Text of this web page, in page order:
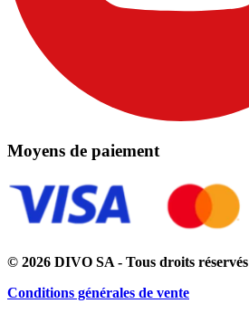
Moyens de paiement
© 2026 DIVO SA - Tous droits réservés
Conditions générales de vente